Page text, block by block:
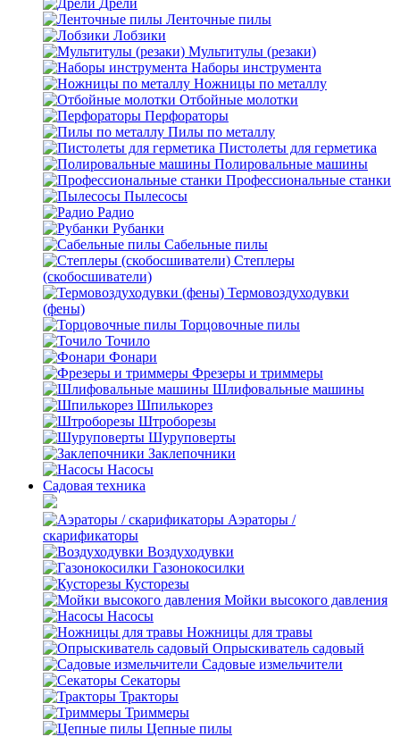
Дрели
Ленточные пилы
Лобзики
Мультитулы (резаки)
Наборы инструмента
Ножницы по металлу
Отбойные молотки
Перфораторы
Пилы по металлу
Пистолеты для герметика
Полировальные машины
Профессиональные станки
Пылесосы
Радио
Рубанки
Сабельные пилы
Степлеры
(скобосшиватели)
Термовоздуходувки
(фены)
Торцовочные пилы
Точило
Фонари
Фрезеры и триммеры
Шлифовальные машины
Шпилькорез
Штроборезы
Шуруповерты
Заклепочники
Насосы
Садовая техника
Аэраторы /
скарификаторы
Воздуходувки
Газонокосилки
Кусторезы
Мойки высокого давления
Насосы
Ножницы для травы
Опрыскиватель садовый
Садовые измельчители
Секаторы
Тракторы
Триммеры
Цепные пилы